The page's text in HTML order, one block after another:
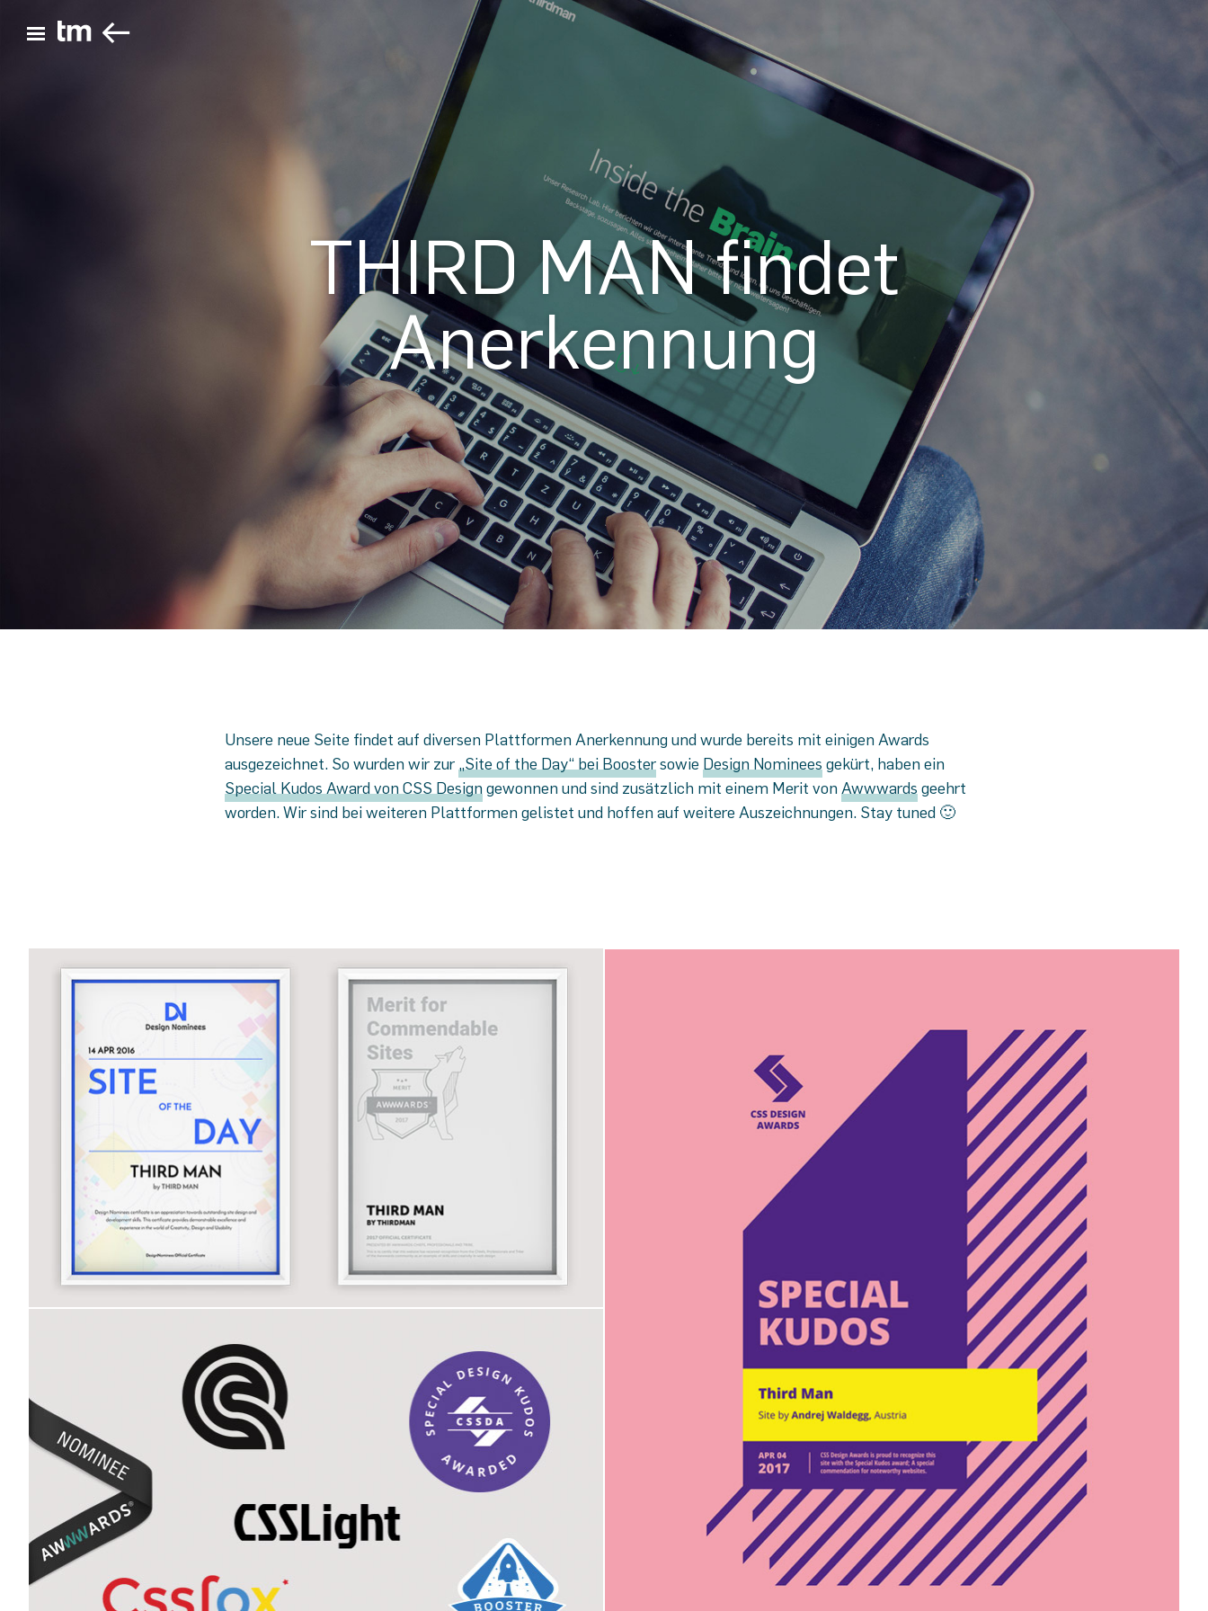
Hauptmenü öffnen
THIRD MAN findet
Anerkennung
Unsere neue Seite findet auf diversen Plattformen Anerkennung und wurde bereits mit einigen Awards
ausgezeichnet. So wurden wir zur „Site of the Day“ bei Boostersowie Design Nominees gekürt, haben ein
Special Kudos Award von CSS Design gewonnen und sind zusätzlich mit einem Merit von Awwwards geehrt
worden. Wir sind bei weiteren Plattformen gelistet und hoffen auf weitere Auszeichnungen. Stay tuned 🙂